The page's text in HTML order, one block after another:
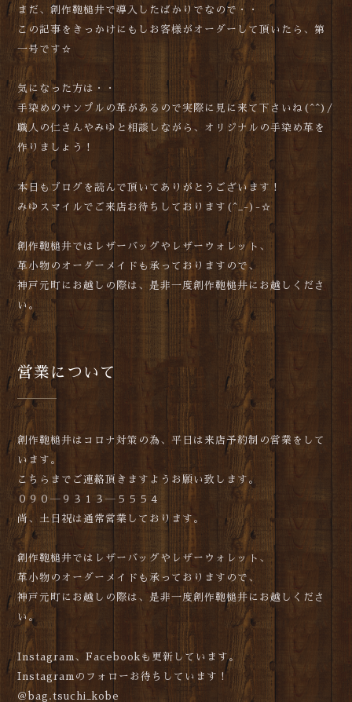
まだ、創作鞄槌井で導入したばかりでなので・・
この記事をきっかけにもしお客様がオーダーして頂いたら、第
一号です☆
気になった方は・・
手染めのサンプルの革があるので実際に見に来て下さいね(^^)/
職人の仁さんやみゆと相談しながら、オリジナルの手染め革を
作りましょう！
本日もブログを読んで頂いてありがとうございます！
みゆスマイルでご来店お待ちしております(^_-)-☆
創作鞄槌井ではレザーバッグやレザーウォレット、
革小物のオーダーメイドも承っておりますので、
神戸元町にお越しの際は、是非一度創作鞄槌井にお越しくださ
い。
営業について
創作鞄槌井はコロナ対策の為、平日は来店予約制の営業をして
います。
こちらまでご連絡頂きますようお願い致します。
０９０―９３１３―５５５４
尚、土日祝は通常営業しております。
創作鞄槌井ではレザーバッグやレザーウォレット、
革小物のオーダーメイドも承っておりますので、
神戸元町にお越しの際は、是非一度創作鞄槌井にお越しくださ
い。
Instagram、Facebookも更新しています。
Instagramのフォローお待ちしています！
＠bag.tsuchi_kobe